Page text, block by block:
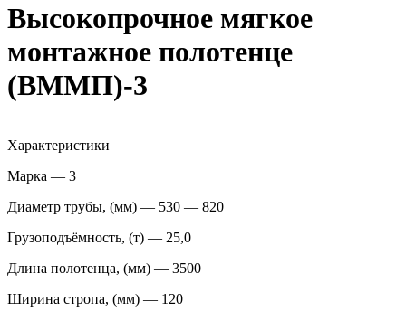
Высокопрочное мягкое
монтажное полотенце
(ВММП)-3
Характеристики
Марка — 3
Диаметр трубы, (мм) — 530 — 820
Грузоподъёмность, (т) — 25,0
Длина полотенца, (мм) — 3500
Ширина стропа, (мм) — 120